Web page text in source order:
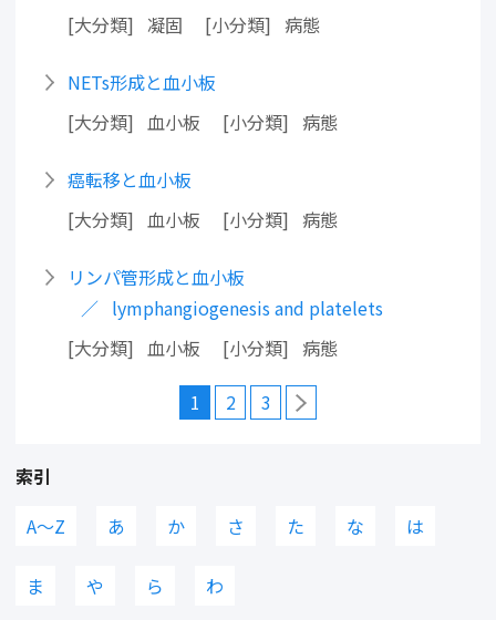
大分類
凝固 小分類 病態
NETs形成と血小板
大分類
血小板 小分類 病態
癌転移と血小板
大分類
血小板 小分類 病態
リンパ管形成と血小板
lymphangiogenesis and platelets
大分類
血小板 小分類 病態
1 2 3
索引
A〜Z
あ か さ た な は
ま や ら わ